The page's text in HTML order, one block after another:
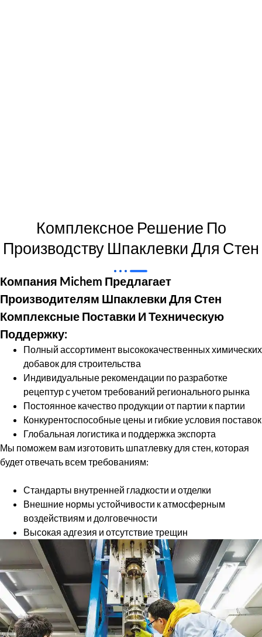
Комплексное Решение По
Производству Шпаклевки Для Стен
Компания Michem Предлагает
Производителям Шпаклевки Для Стен
Комплексные Поставки И Техническую
Поддержку:
Полный ассортимент высококачественных химических
добавок для строительства
Индивидуальные рекомендации по разработке
рецептур с учетом требований регионального рынка
Постоянное качество продукции от партии к партии
Конкурентоспособные цены и гибкие условия поставок
Глобальная логистика и поддержка экспорта
Мы поможем вам изготовить шпатлевку для стен, которая
будет отвечать всем требованиям:
Стандарты внутренней гладкости и отделки
Внешние нормы устойчивости к атмосферным
воздействиям и долговечности
Высокая адгезия и отсутствие трещин